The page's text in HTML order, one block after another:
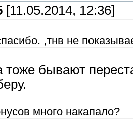
[11.05.2014, 12:36]
,тнв не
тоже бывают
много накапало?